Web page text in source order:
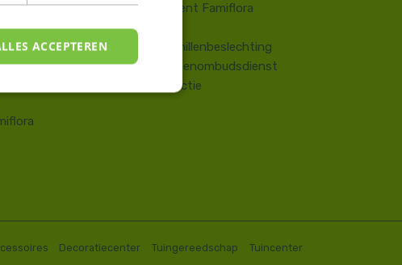
Huisreglement Famiflora
Vragen
Onlinegeschillenbeslechting
Consumentenombudsdienst
Terugroepactie
Decoratiecenter Tuingereedschap Tuincenter
ACCEPTEREN